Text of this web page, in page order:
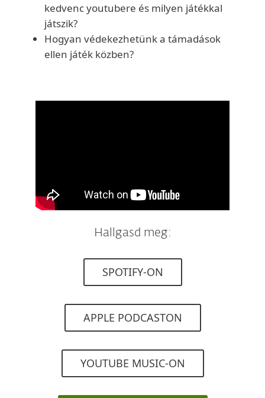
kedvenc youtubere és milyen játékkal
játszik?
Hogyan védekezhetünk a támadások
ellen játék közben?
Hallgasd meg:
SPOTIFY-ON
APPLE PODCASTON
YOUTUBE MUSIC-ON